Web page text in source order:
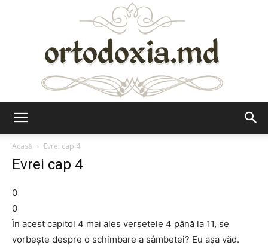
Acasă
Evrei cap 4
Evrei cap 4
0
0
În acest capitol 4 mai ales versetele 4 până la 11, se
vorbeşte despre o schimbare a sâmbetei? Eu aşa văd.